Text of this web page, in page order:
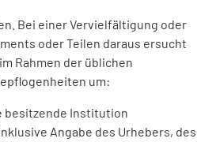
Bei einer Vervielfältigung oder
oder Teilen daraus ersucht
Rahmen der üblichen
um:
besitzende Institution
Angabe des Urhebers, des